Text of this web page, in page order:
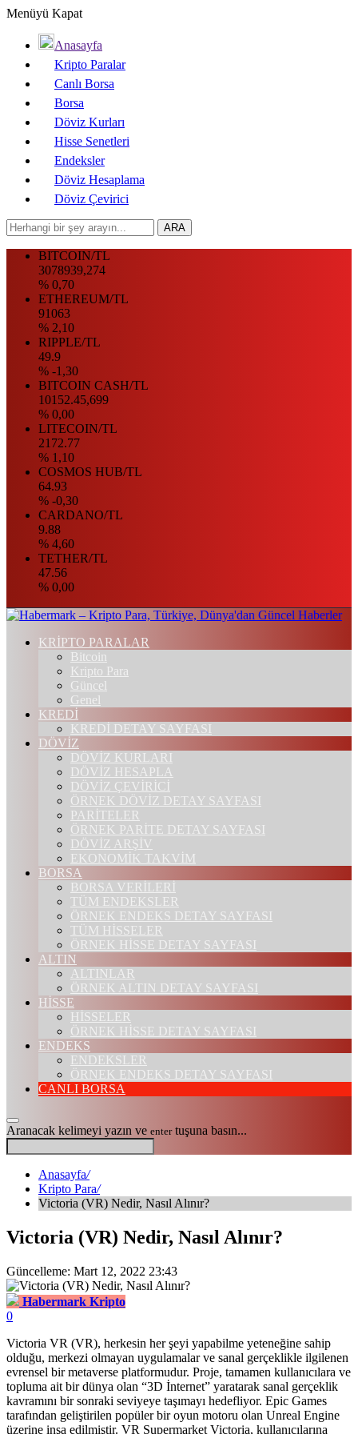
Menüyü Kapat
Anasayfa
Kripto Paralar
Canlı Borsa
Borsa
Döviz Kurları
Hisse Senetleri
Endeksler
Döviz Hesaplama
Döviz Çevirici
BITCOIN/TL
3078939,274
% 0,70
ETHEREUM/TL
91063
% 2,10
RIPPLE/TL
49.9
% -1,30
BITCOIN CASH/TL
10152.45,699
% 0,00
LITECOIN/TL
2172.77
% 1,10
COSMOS HUB/TL
64.93
% -0,30
CARDANO/TL
9.88
% 4,60
TETHER/TL
47.56
% 0,00
KRİPTO PARALAR
Bitcoin
Kripto Para
Güncel
Genel
KREDİ
KREDİ DETAY SAYFASI
DÖVİZ
DÖVİZ KURLARI
DÖVİZ HESAPLA
DÖVİZ ÇEVİRİCİ
ÖRNEK DÖVİZ DETAY SAYFASI
PARİTELER
ÖRNEK PARİTE DETAY SAYFASI
DÖVİZ ARŞİV
EKONOMİK TAKVİM
BORSA
BORSA VERİLERİ
TÜM ENDEKSLER
ÖRNEK ENDEKS DETAY SAYFASI
TÜM HİSSELER
ÖRNEK HİSSE DETAY SAYFASI
ALTIN
ALTINLAR
ÖRNEK ALTIN DETAY SAYFASI
HİSSE
HİSSELER
ÖRNEK HİSSE DETAY SAYFASI
ENDEKS
ENDEKSLER
ÖRNEK ENDEKS DETAY SAYFASI
CANLI BORSA
Aranacak kelimeyi yazın ve entertuşuna basın...
Anasayfa/
Kripto Para/
Victoria (VR) Nedir, Nasıl Alınır?
Victoria (VR) Nedir, Nasıl Alınır?
Güncelleme: Mart 12, 2022 23:43
Habermark Kripto
0
Victoria VR (VR), herkesin her şeyi yapabilme yeteneğine sahip
olduğu, merkezi olmayan uygulamalar ve sanal gerçeklikle ilgilenen
evrensel bir metaverse platformudur. Proje, tamamen kullanıcılara ve
topluma ait bir dünya olan “3D İnternet” yaratarak sanal gerçeklik
kavramını bir sonraki seviyeye taşımayı hedefliyor. Epic Games
tarafından geliştirilen popüler bir oyun motoru olan Unreal Engine
üzerine inşa edilmiştir. VR Supermarket Victoria, kullanıcılarına